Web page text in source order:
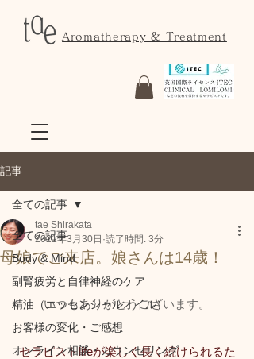
Aromatherapy & Treatment
記事
全ての記事
Body & Mind
副腎疲労と自律神経のケア
精油（エッセンシャルオイル）
お客様の変化・ご感想
オンライン相談・カウンセリング
全ての記事
母娘でご来店。娘さんは14歳！
tae Shirakata
2021年3月30日 読了時間: 3分
いつもありがとうございます。
セラピストlifeが楽しく長く続けられるた